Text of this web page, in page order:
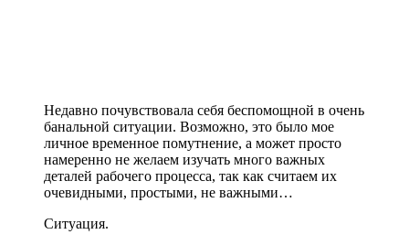
Недавно почувствовала себя беспомощной в очень
банальной ситуации. Возможно, это было мое
личное временное помутнение, а может просто
намеренно не желаем изучать много важных
деталей рабочего процесса, так как считаем их
очевидными, простыми, не важными…
Ситуация.